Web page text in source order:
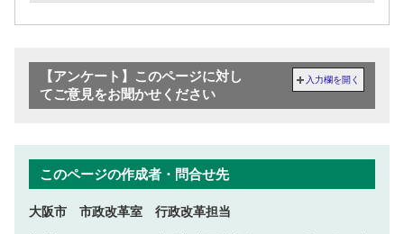
【アンケート】このページに対し
てご意見をお聞かせください
入力欄を開く
このページの作成者・問合せ先
大阪市 市政改革室 行政改革担当